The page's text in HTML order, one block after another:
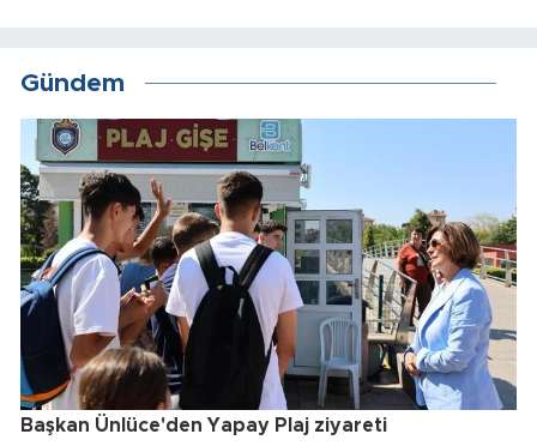
Gündem
Başkan Ünlüce'den Yapay Plaj ziyareti